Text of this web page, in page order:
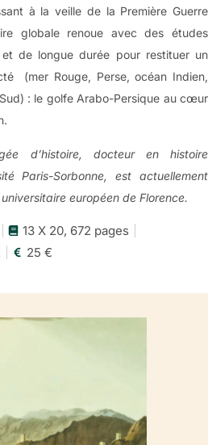
à la veille de la Première Guerre
globale renoue avec des études
de longue durée pour restituer un
(mer Rouge, Perse, océan Indien,
: le golfe Arabo-Persique au cœur
d’histoire, docteur en histoire
Paris-Sorbonne, est actuellement
européen de Florence.
13 X 20, 672 pages
25 €